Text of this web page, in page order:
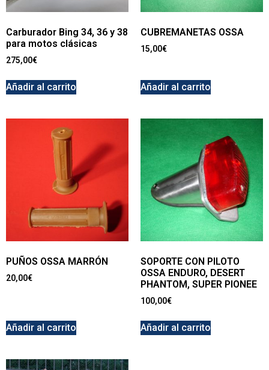
Carburador Bing 34, 36 y 38
para motos clásicas
275,00€
Añadir al carrito
CUBREMANETAS OSSA
15,00€
Añadir al carrito
PUÑOS OSSA MARRÓN
20,00€
Añadir al carrito
SOPORTE CON PILOTO
OSSA ENDURO, DESERT
PHANTOM, SUPER PIONEE
100,00€
Añadir al carrito